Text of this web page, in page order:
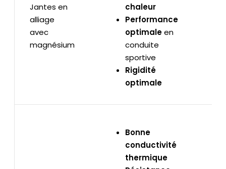
Jantes en
alliage
avec
magnésium
chaleur
Performance
optimaleen
conduite
sportive
Rigidité
optimale
Bonne
conductivité
thermique